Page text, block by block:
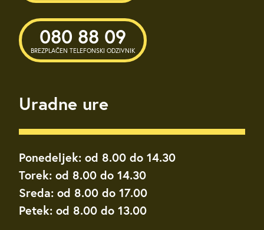
080 88 09
BREZPLAČEN TELEFONSKI ODZIVNIK
Uradne ure
Ponedeljek: od 8.00 do 14.30
Torek: od 8.00 do 14.30
Sreda: od 8.00 do 17.00
Petek: od 8.00 do 13.00